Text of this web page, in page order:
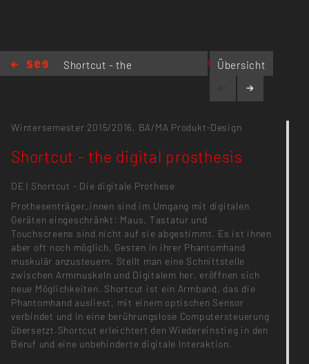
Shortcut - the
Übersicht
https://vimeo.com/155420839
Wintersemester 2015/2016, BA/MA Produkt-Design
Shortcut - the digital prosthesis
DE | Shortcut - Die digitale Prothese
Prothesenträger_innen sind im Umgang mit digitalen
Geräten eingeschränkt: Maus, Tastatur und
Touchscreens sind nicht auf sie abgestimmt. Es ist ihnen
aber oft noch möglich, Gesten in ihrer Phantomhand
muskulär anzusteuern. Stellt man eine Schnittstelle
zwischen Armmuskeln und Digitalem her, eröffnen sich
neue Möglichkeiten. Shortcut ist ein Armband, das die
Phantomhand ausliest, mit einem optischen Sensor
verbindet und in eine berührungslose Computersteuerung
übersetzt.Shortcut erleichtert den Wiedereinstieg in den
Beruf und eine unbehinderte digitale Interaktion.